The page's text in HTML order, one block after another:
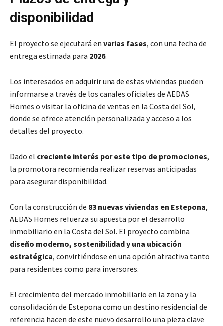
disponibilidad
El proyecto se ejecutará en varias fases, con una fecha de
entrega estimada para 2026.
Los interesados en adquirir una de estas viviendas pueden
informarse a través de los canales oficiales de AEDAS
Homes o visitar la oficina de ventas en la Costa del Sol,
donde se ofrece atención personalizada y acceso a los
detalles del proyecto.
Dado el creciente interés por este tipo de promociones,
la promotora recomienda realizar reservas anticipadas
para asegurar disponibilidad.
Con la construcción de 83 nuevas viviendas en Estepona,
AEDAS Homes refuerza su apuesta por el desarrollo
inmobiliario en la Costa del Sol. El proyecto combina
diseño moderno, sostenibilidad y una ubicación
estratégica, convirtiéndose en una opción atractiva tanto
para residentes como para inversores.
El crecimiento del mercado inmobiliario en la zona y la
consolidación de Estepona como un destino residencial de
referencia hacen de este nuevo desarrollo una pieza clave